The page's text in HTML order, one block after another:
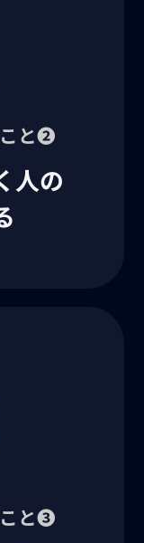
と❷
人の
と❸